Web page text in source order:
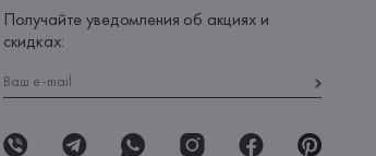
Получайте уведомления об акциях и
скидках: